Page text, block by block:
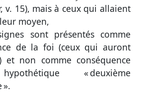
v. 15), mais à ceux qui allaient
moyen,
sont présentés comme
de la foi (ceux qui auront
et non comme conséquence
« deuxième
».